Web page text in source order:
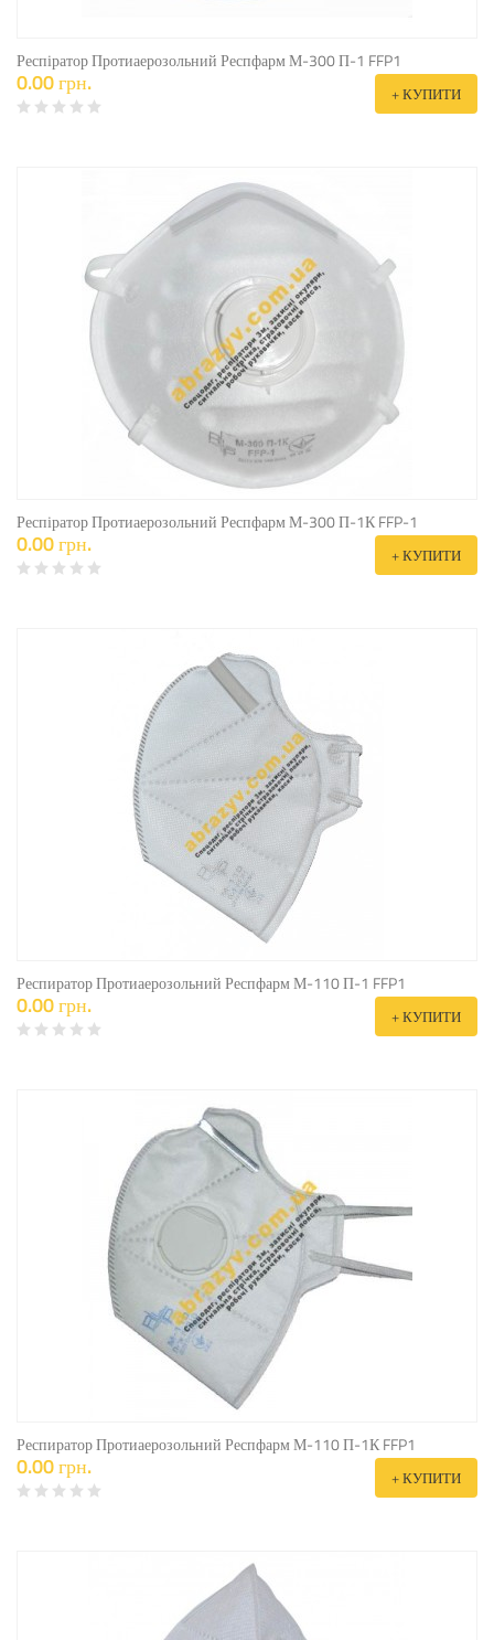
Респіратор Протиаерозольний Респфарм М-300 П-1 FFP1
0.00 грн. + КУПИТИ
Респіратор Протиаерозольний Респфарм М-300 П-1К FFP-1
0.00 грн. + КУПИТИ
Респиратор Протиаерозольний Респфарм М-110 П-1 FFP1
0.00 грн. + КУПИТИ
Респиратор Протиаерозольний Респфарм М-110 П-1К FFP1
0.00 грн. + КУПИТИ